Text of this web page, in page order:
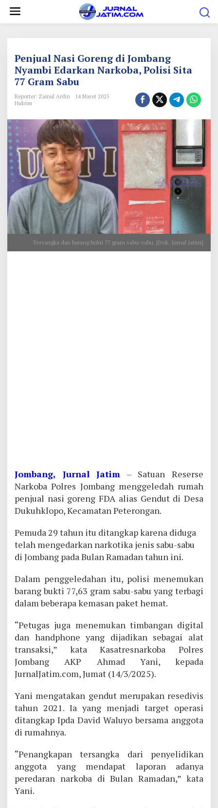
Penjual Nasi Goreng di Jombang
Nyambi Edarkan Narkoba, Polisi Sita
77 Gram Sabu
Reporter: Zainul Arifin
14 Maret 2025
Hukrim
Tersangka dan barang bukti 77 gram sabu-sabu. [Dok. Jurnal Jatim]
Jombang, Jurnal Jatim – Satuan Reserse
Narkoba Polres Jombang menggeledah rumah
penjual nasi goreng FDA alias Gendut di Desa
Dukuhklopo, Kecamatan Peterongan.
Pemuda 29 tahun itu ditangkap karena diduga
telah mengedarkan narkotika jenis sabu-sabu
di Jombang pada Bulan Ramadan tahun ini.
Dalam penggeledahan itu, polisi menemukan
barang bukti 77,63 gram sabu-sabu yang terbagi
dalam beberapa kemasan paket hemat.
“Petugas juga menemukan timbangan digital
dan handphone yang dijadikan sebagai alat
transaksi,” kata Kasatresnarkoba Polres
Jombang AKP Ahmad Yani, kepada
JurnalJatim.com, Jumat (14/3/2025).
Yani mengatakan gendut merupakan resedivis
tahun 2021. Ia yang menjadi target operasi
ditangkap Ipda David Waluyo bersama anggota
di rumahnya.
“Penangkapan tersangka dari penyelidikan
anggota yang mendapat laporan adanya
peredaran narkoba di Bulan Ramadan,” kata
Yani.